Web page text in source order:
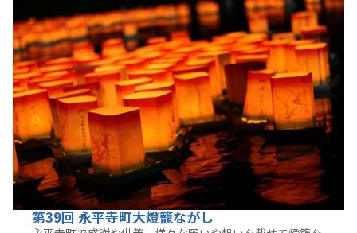
第39回 永平寺町大燈籠ながし